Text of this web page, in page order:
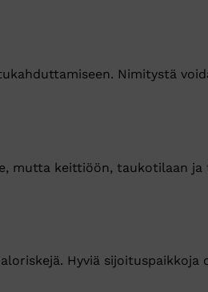
Nimitystä
mutta keittiöön, taukotilaan ja
Hyviä sijoituspaikkoja